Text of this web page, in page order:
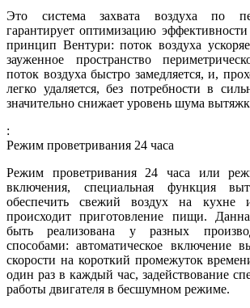
Это система захвата воздуха по
гарантирует оптимизацию
принцип Вентури: поток воздуха
зауженное пространство
поток воздуха быстро замедляется, и,
легко удаляется, без потребности в
значительно снижает уровень шума
:
Режим проветривания 24 часа
Режим проветривания 24 часа или
включения, специальная функция
обеспечить свежий воздух на кухне
происходит приготовление пищи.
быть реализована у разных
способами: автоматическое включение
скорости на короткий промежуток
один раз в каждый час, задействование
работы двигателя в бесшумном режиме.